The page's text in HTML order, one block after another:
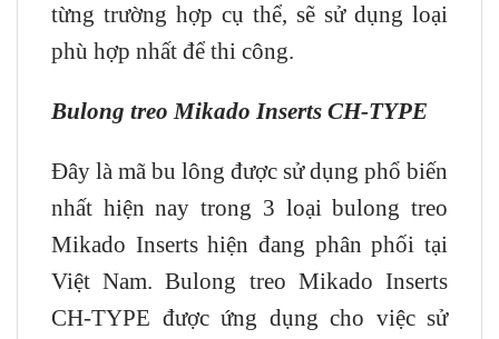
từng trường hợp cụ thể, sẽ sử dụng loại
phù hợp nhất để thi công.
Bulong treo Mikado Inserts CH-TYPE
Đây là mã bu lông được sử dụng phổ biến
nhất hiện nay trong 3 loại bulong treo
Mikado Inserts hiện đang phân phối tại
Việt Nam. Bulong treo Mikado Inserts
CH-TYPE được ứng dụng cho việc sử